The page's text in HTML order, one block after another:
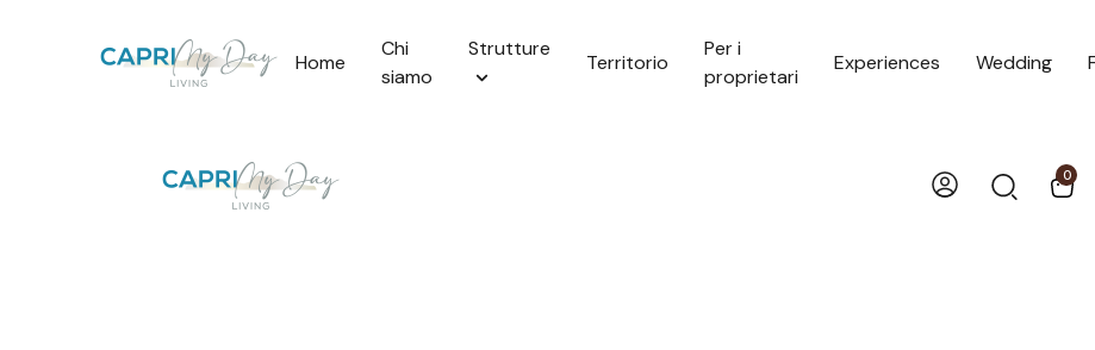
Home
Chi
siamo
Strutture
Territorio
Per i
proprietari
Experiences Wedding
0